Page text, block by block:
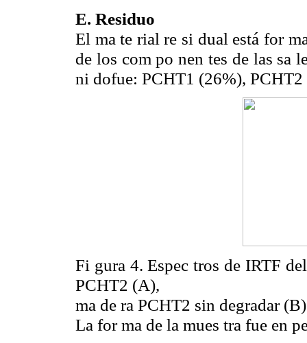
E. Residuo
El ma te rial re si dual está for
de los com po nen tes de las sa
ni dofue: PCHT1 (26%),
Fi gura 4. Espec tros de IRTF
PCHT2 (A),
ma de ra PCHT2 sin degradar
La for ma de la mues tra fue en